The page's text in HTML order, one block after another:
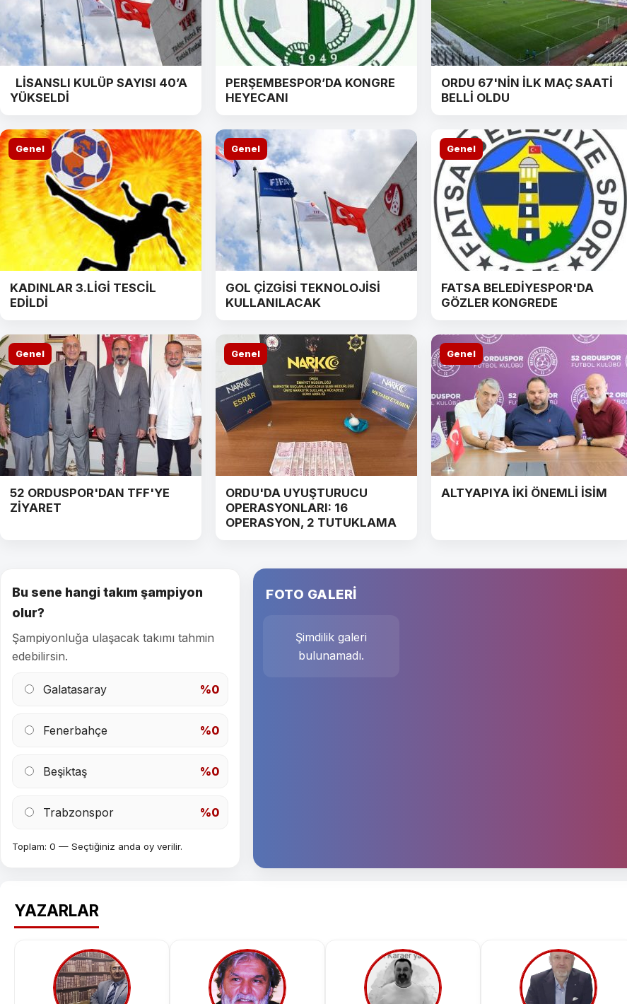
LİSANSLI KULÜP SAYISI 40’A
YÜKSELDİ
PERŞEMBESPOR’DA KONGRE
HEYECANI
ORDU 67'NİN İLK MAÇ SAATİ
BELLİ OLDU
Genel
KADINLAR 3.LİGİ TESCİL
EDİLDİ
Genel
GOL ÇİZGİSİ TEKNOLOJİSİ
KULLANILACAK
Genel
FATSA BELEDİYESPOR'DA
GÖZLER KONGREDE
Genel
52 ORDUSPOR'DAN TFF'YE
ZİYARET
Genel
ORDU'DA UYUŞTURUCU
OPERASYONLARI: 16
OPERASYON, 2 TUTUKLAMA
Genel
ALTYAPIYA İKİ ÖNEMLİ İSİM
Bu sene hangi takım şampiyon
olur?
Şampiyonluğa ulaşacak takımı tahmin
edebilirsin.
Galatasaray %0
Fenerbahçe %0
Beşiktaş %0
Trabzonspor %0
Toplam: 0 — Seçtiğiniz anda oy verilir.
FOTO GALERİ
Şimdilik galeri
bulunamadı.
YAZARLAR